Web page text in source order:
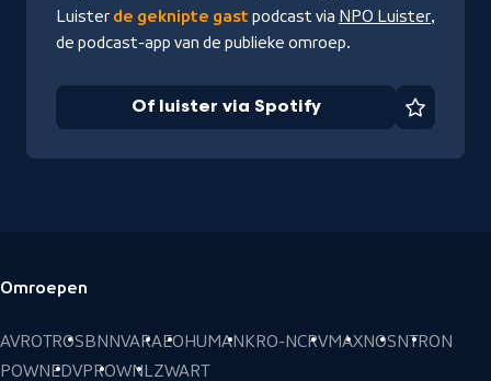
Luister de geknipte gast podcast via NPO Luister,
de podcast-app van de publieke omroep.
Of luister via Spotify
Voettekst
Omroepen
AVROTROSBNNVARAEOHUMANKRO-NCRVMAXNOSNTRON
POWNEDVPROWNLZWART